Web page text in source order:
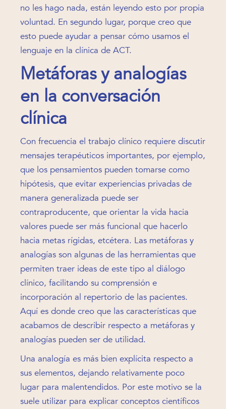
no les hago nada, están leyendo esto por propia
voluntad. En segundo lugar, porque creo que
esto puede ayudar a pensar cómo usamos el
lenguaje en la clínica de ACT.
Metáforas y analogías
en la conversación
clínica
Con frecuencia el trabajo clínico requiere discutir
mensajes terapéuticos importantes, por ejemplo,
que los pensamientos pueden tomarse como
hipótesis, que evitar experiencias privadas de
manera generalizada puede ser
contraproducente, que orientar la vida hacia
valores puede ser más funcional que hacerlo
hacia metas rígidas, etcétera. Las metáforas y
analogías son algunas de las herramientas que
permiten traer ideas de este tipo al diálogo
clínico, facilitando su comprensión e
incorporación al repertorio de las pacientes.
Aquí es donde creo que las características que
acabamos de describir respecto a metáforas y
analogías pueden ser de utilidad.
Una analogía es más bien explícita respecto a
sus elementos, dejando relativamente poco
lugar para malentendidos. Por este motivo se la
suele utilizar para explicar conceptos científicos